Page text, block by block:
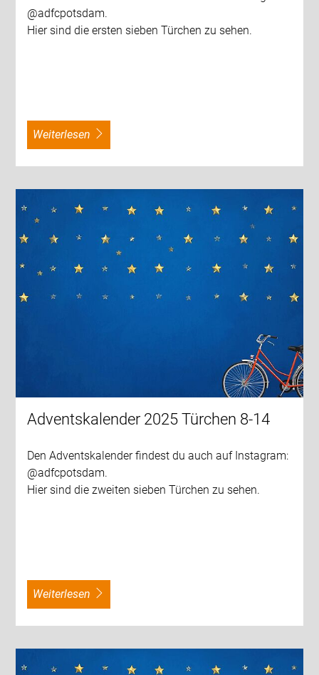
@adfcpotsdam.
Hier sind die ersten sieben Türchen zu sehen.
weiterlesen
Adventskalender 2025 Türchen 8-14
Den Adventskalender findest du auch auf Instagram:
@adfcpotsdam.
Hier sind die zweiten sieben Türchen zu sehen.
weiterlesen